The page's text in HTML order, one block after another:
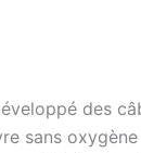
des
sans